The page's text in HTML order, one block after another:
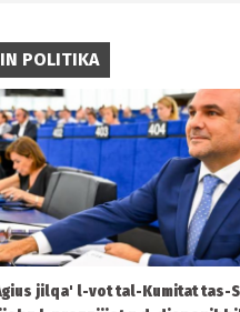
POLITIKA
jilqa' l-vot tal-Kumitat tas-